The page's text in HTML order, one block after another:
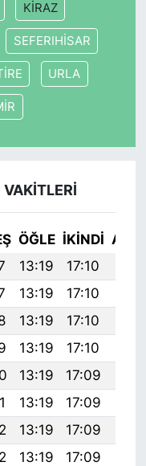
KİRAZ
SEFERIHİSAR
URLA
ÖĞLE İKINDI
13:19 17:10
13:19 17:10
13:19 17:10
13:19 17:10
13:19 17:09
13:19 17:09
13:19 17:09
13:19 17:09